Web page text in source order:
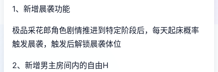
1、新增晨袭功能
极品采花郎角色剧情推进到特定阶段后，每天起床概率
触发晨袭，触发后解锁晨袭体位
2、新增男主房间内的自由H